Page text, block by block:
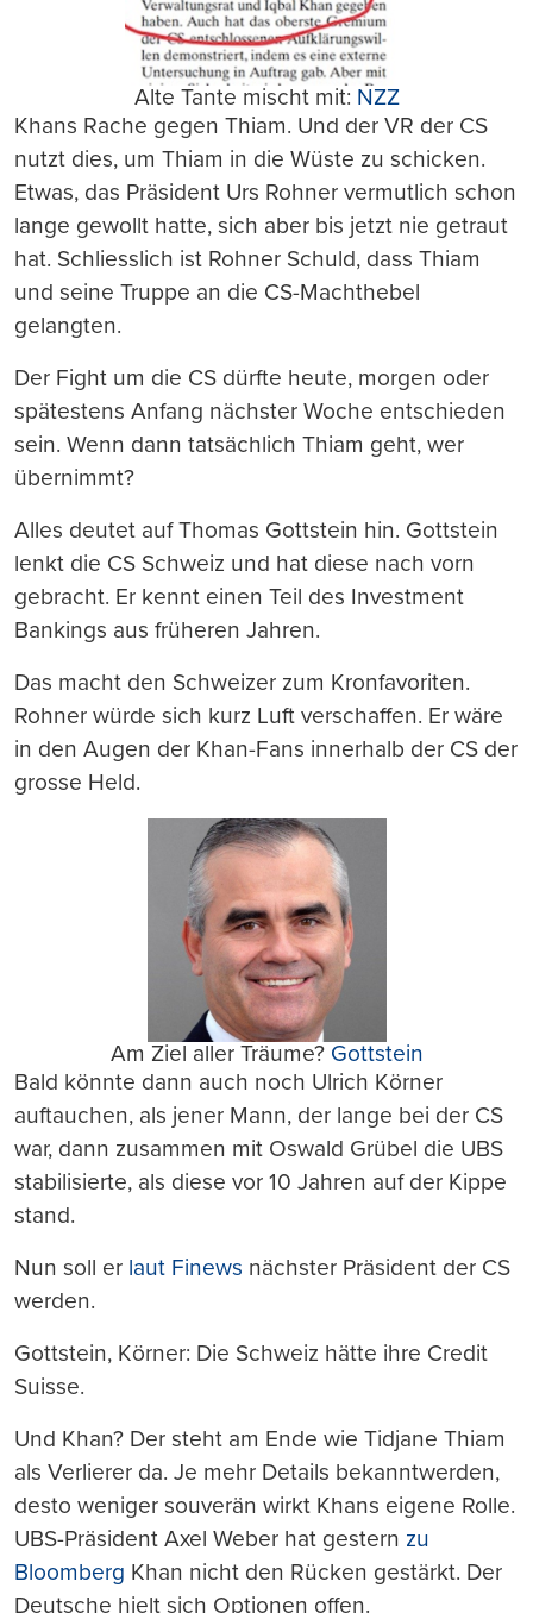
Alte Tante mischt mit: NZZ
Khans Rache gegen Thiam. Und der VR der CS
nutzt dies, um Thiam in die Wüste zu schicken.
Etwas, das Präsident Urs Rohner vermutlich schon
lange gewollt hatte, sich aber bis jetzt nie getraut
hat. Schliesslich ist Rohner Schuld, dass Thiam
und seine Truppe an die CS-Machthebel
gelangten.
Der Fight um die CS dürfte heute, morgen oder
spätestens Anfang nächster Woche entschieden
sein. Wenn dann tatsächlich Thiam geht, wer
übernimmt?
Alles deutet auf Thomas Gottstein hin. Gottstein
lenkt die CS Schweiz und hat diese nach vorn
gebracht. Er kennt einen Teil des Investment
Bankings aus früheren Jahren.
Das macht den Schweizer zum Kronfavoriten.
Rohner würde sich kurz Luft verschaffen. Er wäre
in den Augen der Khan-Fans innerhalb der CS der
grosse Held.
Am Ziel aller Träume? Gottstein
Bald könnte dann auch noch Ulrich Körner
auftauchen, als jener Mann, der lange bei der CS
war, dann zusammen mit Oswald Grübel die UBS
stabilisierte, als diese vor 10 Jahren auf der Kippe
stand.
Nun soll er laut Finews nächster Präsident der CS
werden.
Gottstein, Körner: Die Schweiz hätte ihre Credit
Suisse.
Und Khan? Der steht am Ende wie Tidjane Thiam
als Verlierer da. Je mehr Details bekanntwerden,
desto weniger souverän wirkt Khans eigene Rolle.
UBS-Präsident Axel Weber hat gestern zu
Bloomberg Khan nicht den Rücken gestärkt. Der
Deutsche hielt sich Optionen offen.